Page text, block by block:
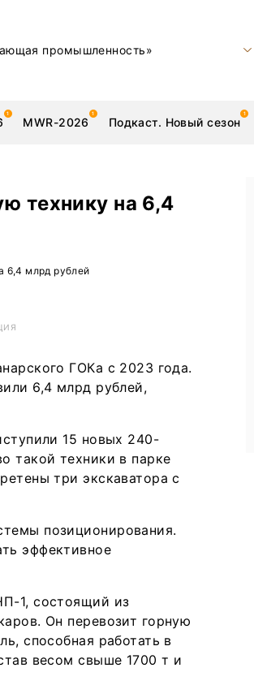
промышленность»
MWR-2026 Подкаст. Новый сезон
Тренды
Мероприятия
Каталог компаний
технику на 6,4
6,4 млрд рублей
ГОКа с 2023 года.
6,4 млрд рублей,
15 новых 240-
такой техники в парке
три экскаватора с
позиционирования.
эффективное
1, состоящий из
Он перевозит горную
способная работать в
весом свыше 1700 т и